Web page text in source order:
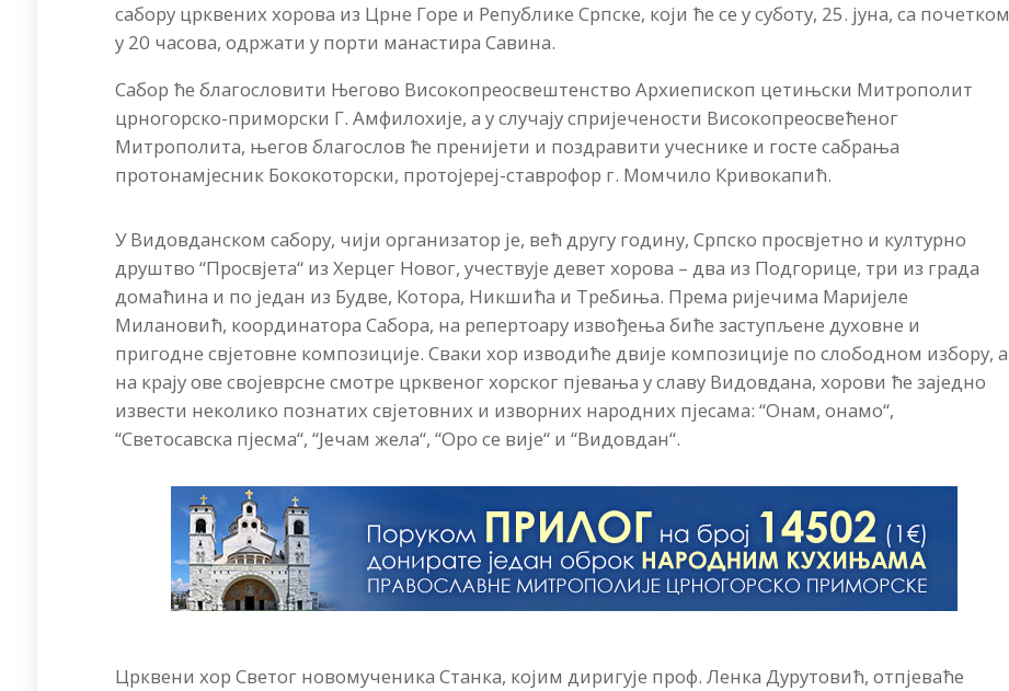
сабору црквених хорова из Црне Горе и Републике Српске, који ће се у суботу, 25. јуна, са почетком
у 20 часова, одржати у порти манастира Савина.
Сабор ће благословити Његово Високопреосвештенство Архиепископ цетињски Митрополит
црногорско-приморски Г. Амфилохије, а у случају спријечености Високопреосвећеног
Митрополита, његов благослов ће пренијети и поздравити учеснике и госте сабрања
протонамјесник Бококоторски, протојереј-ставрофор г. Момчило Кривокапић.
У Видовданском сабору, чији организатор је, већ другу годину, Српско просвјетно и културно
друштво “Просвјета“ из Херцег Новог, учествује девет хорова – два из Подгорице, три из града
домаћина и по један из Будве, Котора, Никшића и Требиња. Према ријечима Маријеле
Милановић, координатора Сабора, на репертоару извођења биће заступљене духовне и
пригодне свјетовне композиције. Сваки хор изводиће двије композиције по слободном избору, а
на крају ове својеврсне смотре црквеног хорског пјевања у славу Видовдана, хорови ће заједно
извести неколико познатих свјетовних и изворних народних пјесама: “Онам, онамо“,
“Светосавска пјесма“, “Јечам жела“, “Оро се вије“ и “Видовдан“.
Црквени хор Светог новомученика Станка, којим диригује проф. Ленка Дурутовић, отпјеваће